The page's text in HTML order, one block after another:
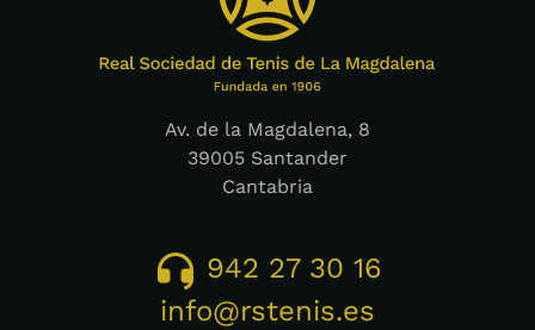
Av. de la Magdalena, 8
39005 Santander
Cantabria
942 27 30 16
info@rstenis.es